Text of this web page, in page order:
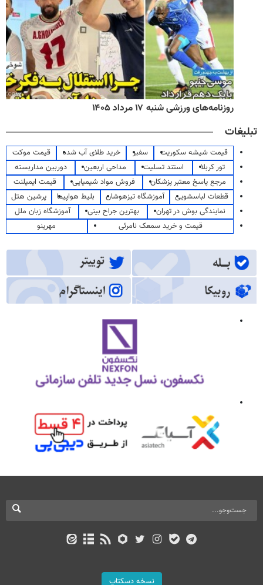
روزنامه‌های ورزشی شنبه ۱۷ مرداد ۱۴۰۵
تبلیغات
قیمت شیشه سکوریت سفیر خرید طلای آب شده
قیمت موکت
تور کربلا
استند تسلیت مداحی اربعین
دوربین مداربسته
مرجع پاسخ معتبر پزشکان
فروش مواد شیمیایی
قیمت ایمپلنت
قطعات لباسشویی
آموزشگاه تیزهوشان بلیط هواپیما
پرشین هتل
نمایندگی بوش در تهران
بهترین جراح بینی
آموزشگاه زبان ملل
قیمت و خرید سمعک نامرئی
مهرینو
نسخه دسکتاپ